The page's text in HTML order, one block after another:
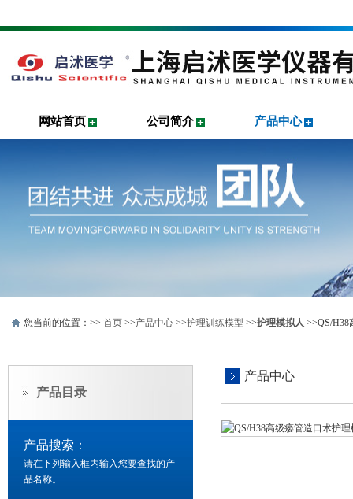
网站首页 公司简介 产品中心
您当前的位置：>> 首页 >>产品中心 >>护理训练模型 >>护理模拟人 >>QS/
产品中心
产品目录
产品搜索：
请在下列输入框内输入您要查找的产
品名称。